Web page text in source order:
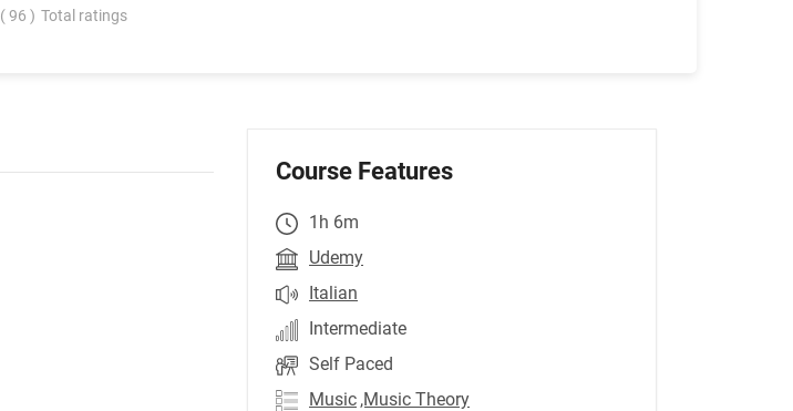
( 96 ) Total ratings
Course Features
1h 6m
Udemy
Italian
Intermediate
Self Paced
Music ,Music Theory